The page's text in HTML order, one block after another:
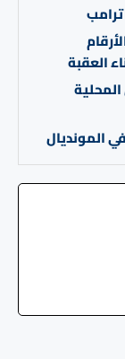
العقبة
21 بالسوق المحلية